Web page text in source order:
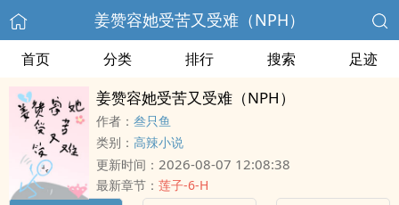
姜赞容她受苦又受难（NPH）
首页 分类 排行 搜索 足迹
姜赞容她受苦又受难（NPH）
作者： 叁只鱼
类别： 高辣小说
更新时间： 2026-08-07 12:08:38
最新章节： 莲子-6-H